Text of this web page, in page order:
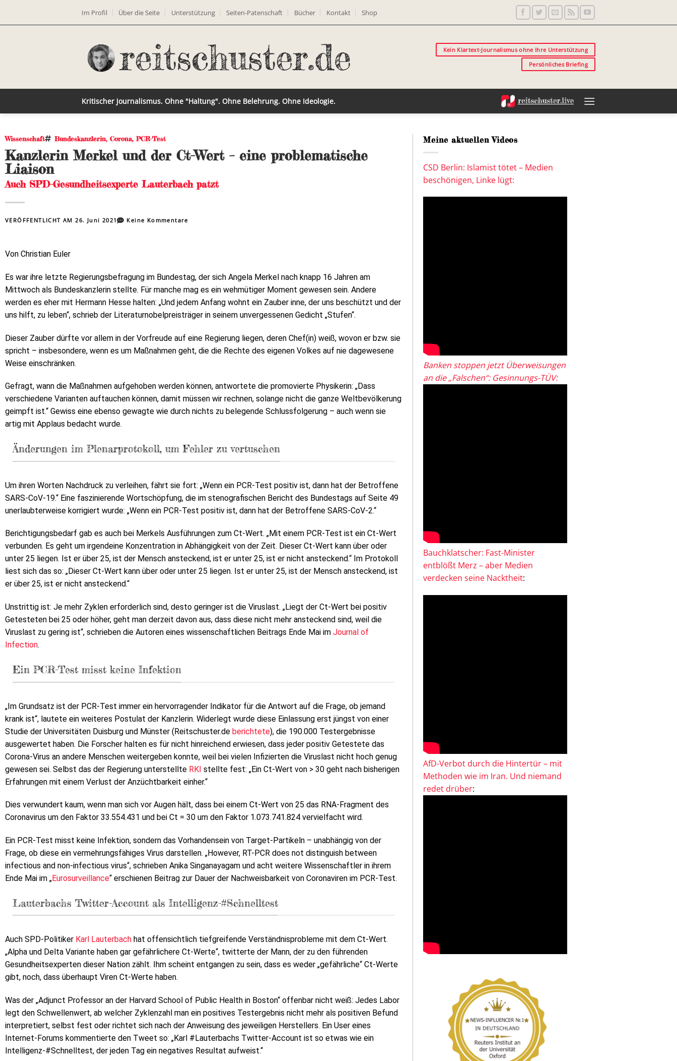
Im Profil Über die Seite Unterstützung Seiten-Patenschaft Bücher Kontakt Shop
Kein Klartext-Journalismus ohne Ihre Unterstützung
Persönliches Briefing
Kritischer Journalismus. Ohne "Haltung". Ohne Belehrung. Ohne Ideologie.
Wissenschaft Bundeskanzlerin, Corona,PCR-Test
Kanzlerin Merkel und der Ct-Wert – eine problematische
Liaison
Auch SPD-Gesundheitsexperte Lauterbach patzt
VERÖFFENTLICHT AM26. Juni 2021 Keine Kommentare
Von Christian Euler
Es war ihre letzte Regierungsbefragung im Bundestag, der sich Angela Merkel nach knapp 16 Jahren am
Mittwoch als Bundeskanzlerin stellte. Für manche mag es ein wehmütiger Moment gewesen sein. Andere
werden es eher mit Hermann Hesse halten: „Und jedem Anfang wohnt ein Zauber inne, der uns beschützt und der
uns hilft, zu leben“, schrieb der Literaturnobelpreisträger in seinem unvergessenen Gedicht „Stufen“.
Dieser Zauber dürfte vor allem in der Vorfreude auf eine Regierung liegen, deren Chef(in) weiß, wovon er bzw. sie
spricht – insbesondere, wenn es um Maßnahmen geht, die die Rechte des eigenen Volkes auf nie dagewesene
Weise einschränken.
Gefragt, wann die Maßnahmen aufgehoben werden können, antwortete die promovierte Physikerin: „Dass
verschiedene Varianten auftauchen können, damit müssen wir rechnen, solange nicht die ganze Weltbevölkerung
geimpft ist.“ Gewiss eine ebenso gewagte wie durch nichts zu belegende Schlussfolgerung – auch wenn sie
artig mit Applaus bedacht wurde.
Änderungen im Plenarprotokoll, um Fehler zu vertuschen
Um ihren Worten Nachdruck zu verleihen, fährt sie fort: „Wenn ein PCR-Test positiv ist, dann hat der Betroffene
SARS-CoV-19.“ Eine faszinierende Wortschöpfung, die im stenografischen Bericht des Bundestags auf Seite 49
unerlaubterweise korrigiert wurde: „Wenn ein PCR-Test positiv ist, dann hat der Betroffene SARS-CoV-2.“
Berichtigungsbedarf gab es auch bei Merkels Ausführungen zum Ct-Wert. „Mit einem PCR-Test ist ein Ct-Wert
verbunden. Es geht um irgendeine Konzentration in Abhängigkeit von der Zeit. Dieser Ct-Wert kann über oder
unter 25 liegen. Ist er über 25, ist der Mensch ansteckend, ist er unter 25, ist er nicht ansteckend.“ Im Protokoll
liest sich das so: „Dieser Ct-Wert kann über oder unter 25 liegen. Ist er unter 25, ist der Mensch ansteckend, ist
er über 25, ist er nicht ansteckend.“
Unstrittig ist: Je mehr Zyklen erforderlich sind, desto geringer ist die Viruslast. „Liegt der Ct-Wert bei positiv
Getesteten bei 25 oder höher, geht man derzeit davon aus, dass diese nicht mehr ansteckend sind, weil die
Viruslast zu gering ist“, schrieben die Autoren eines wissenschaftlichen Beitrags Ende Mai im Journal of
Infection.
Ein PCR-Test misst keine Infektion
„Im Grundsatz ist der PCR-Test immer ein hervorragender Indikator für die Antwort auf die Frage, ob jemand
krank ist“, lautete ein weiteres Postulat der Kanzlerin. Widerlegt wurde diese Einlassung erst jüngst von einer
Studie der Universitäten Duisburg und Münster (Reitschuster.de berichtete), die 190.000 Testergebnisse
ausgewertet haben. Die Forscher halten es für nicht hinreichend erwiesen, dass jeder positiv Getestete das
Corona-Virus an andere Menschen weitergeben konnte, weil bei vielen Infizierten die Viruslast nicht hoch genug
gewesen sei. Selbst das der Regierung unterstellte RKI stellte fest: „Ein Ct-Wert von > 30 geht nach bisherigen
Erfahrungen mit einem Verlust der Anzüchtbarkeit einher.“
Dies verwundert kaum, wenn man sich vor Augen hält, dass bei einem Ct-Wert von 25 das RNA-Fragment des
Coronavirus um den Faktor 33.554.431 und bei Ct = 30 um den Faktor 1.073.741.824 vervielfacht wird.
Ein PCR-Test misst keine Infektion, sondern das Vorhandensein von Target-Partikeln – unabhängig von der
Frage, ob diese ein vermehrungsfähiges Virus darstellen. „However, RT-PCR does not distinguish between
infectious and non-infectious virus“, schrieben Anika Singanayagam und acht weitere Wissenschaftler in ihrem
Ende Mai im „Eurosurveillance“ erschienen Beitrag zur Dauer der Nachweisbarkeit von Coronaviren im PCR-Test.
Lauterbachs Twitter-Account als Intelligenz-#Schnelltest
Auch SPD-Politiker Karl Lauterbach hat offensichtlich tiefgreifende Verständnisprobleme mit dem Ct-Wert.
„Alpha und Delta Variante haben gar gefährlichere Ct-Werte“, twitterte der Mann, der zu den führenden
Gesundheitsexperten dieser Nation zählt. Ihm scheint entgangen zu sein, dass es weder „gefährliche“ Ct-Werte
gibt, noch, dass überhaupt Viren Ct-Werte haben.
Was der „Adjunct Professor an der Harvard School of Public Health in Boston“ offenbar nicht weiß: Jedes Labor
legt den Schwellenwert, ab welcher Zyklenzahl man ein positives Testergebnis nicht mehr als positiven Befund
interpretiert, selbst fest oder richtet sich nach der Anweisung des jeweiligen Herstellers. Ein User eines
Internet-Forums kommentierte den Tweet so: „Karl #Lauterbachs Twitter-Account ist so etwas wie ein
Intelligenz-#Schnelltest, der jeden Tag ein negatives Resultat aufweist.“
Meine aktuellen Videos
CSD Berlin: Islamist tötet – Medien
beschönigen, Linke lügt:
Banken stoppen jetzt Überweisungen
an die „Falschen“: Gesinnungs-TÜV:
Bauchklatscher: Fast-Minister
entblößt Merz – aber Medien
verdecken seine Nacktheit:
AfD-Verbot durch die Hintertür – mit
Methoden wie im Iran. Und niemand
redet drüber: